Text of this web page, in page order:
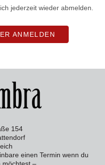
jederzeit wieder abmelden.
ANMELDEN
154
einen Termin wenn du
möchtest –